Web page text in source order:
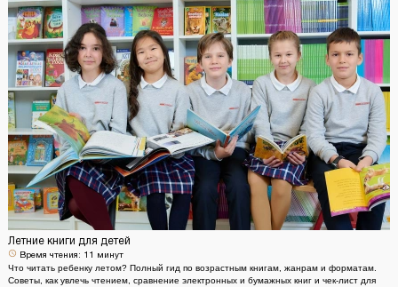
Летние книги для детей
Время чтения: 11 минут
Что читать ребенку летом? Полный гид по возрастным книгам, жанрам и форматам.
Советы, как увлечь чтением, сравнение электронных и бумажных книг и чек-лист для